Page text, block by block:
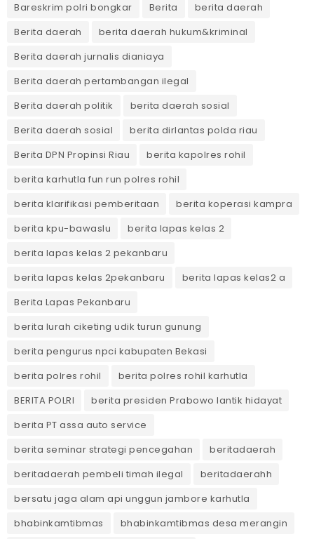
Bareskrim polri bongkar
Berita
berita daerah
Berita daerah
berita daerah hukum&kriminal
Berita daerah jurnalis dianiaya
Berita daerah pertambangan ilegal
Berita daerah politik
berita daerah sosial
Berita daerah sosial
berita dirlantas polda riau
Berita DPN Propinsi Riau
berita kapolres rohil
berita karhutla fun run polres rohil
berita klarifikasi pemberitaan
berita koperasi kampra
berita kpu-bawaslu
berita lapas kelas 2
berita lapas kelas 2 pekanbaru
berita lapas kelas 2pekanbaru
berita lapas kelas2 a
Berita Lapas Pekanbaru
berita lurah ciketing udik turun gunung
berita pengurus npci kabupaten Bekasi
berita polres rohil
berita polres rohil karhutla
BERITA POLRI
berita presiden Prabowo lantik hidayat
berita PT assa auto service
berita seminar strategi pencegahan
beritadaerah
beritadaerah pembeli timah ilegal
beritadaerahh
bersatu jaga alam api unggun jambore karhutla
bhabinkamtibmas
bhabinkamtibmas desa merangin